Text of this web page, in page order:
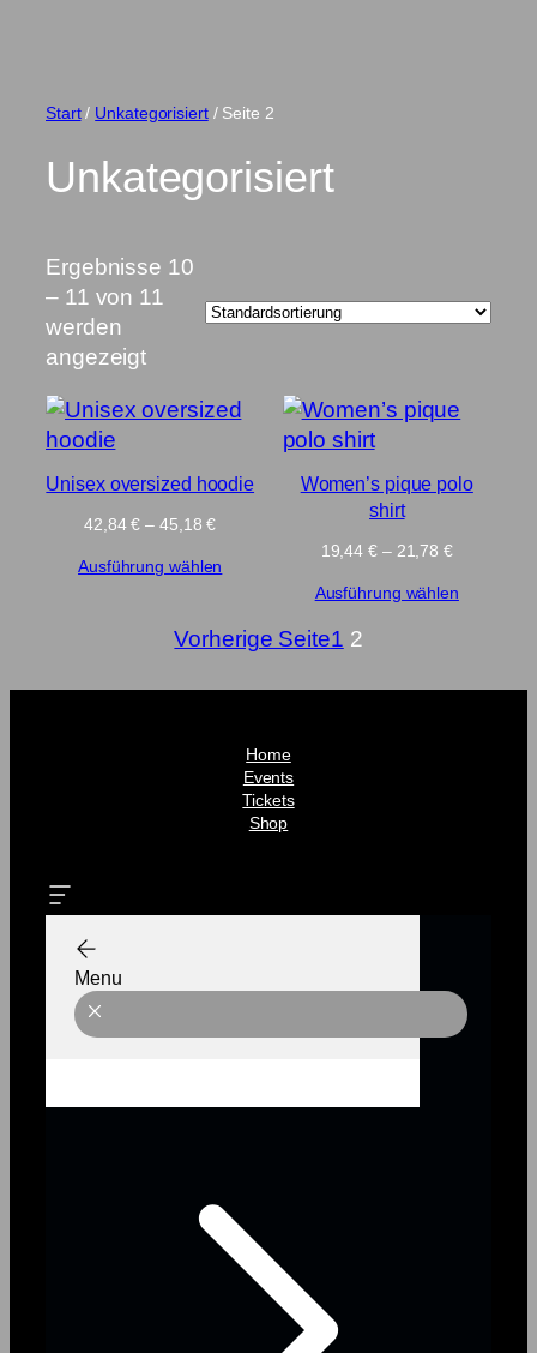
Start/ Unkategorisiert/ Seite 2
Unkategorisiert
Ergebnisse 10
– 11 von 11
werden
angezeigt
Unisex oversized hoodie
42,84€ –45,18€Preisspanne:
bis
Ausführung wählen
Women’s pique polo
shirt
19,44€ – 21,78€
bis
Ausführung wählen
Vorherige Seite1 2
Home
Events
Tickets
Shop
Menu